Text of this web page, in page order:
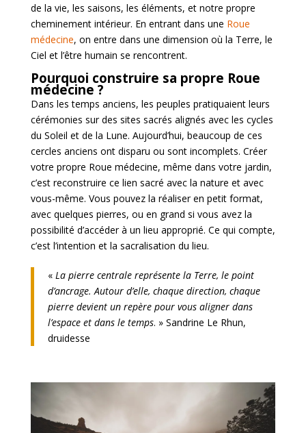
de la vie, les saisons, les éléments, et notre propre
cheminement intérieur. En entrant dans une Roue
médecine, on entre dans une dimension où la Terre, le
Ciel et l’être humain se rencontrent.
Pourquoi construire sa propre Roue
médecine ?
Dans les temps anciens, les peuples pratiquaient leurs
cérémonies sur des sites sacrés alignés avec les cycles
du Soleil et de la Lune. Aujourd’hui, beaucoup de ces
cercles anciens ont disparu ou sont incomplets. Créer
votre propre Roue médecine, même dans votre jardin,
c’est reconstruire ce lien sacré avec la nature et avec
vous-même. Vous pouvez la réaliser en petit format,
avec quelques pierres, ou en grand si vous avez la
possibilité d’accéder à un lieu approprié. Ce qui compte,
c’est l’intention et la sacralisation du lieu.
« La pierre centrale représente la Terre, le point
d’ancrage. Autour d’elle, chaque direction, chaque
pierre devient un repère pour vous aligner dans
l’espace et dans le temps. » Sandrine Le Rhun,
druidesse